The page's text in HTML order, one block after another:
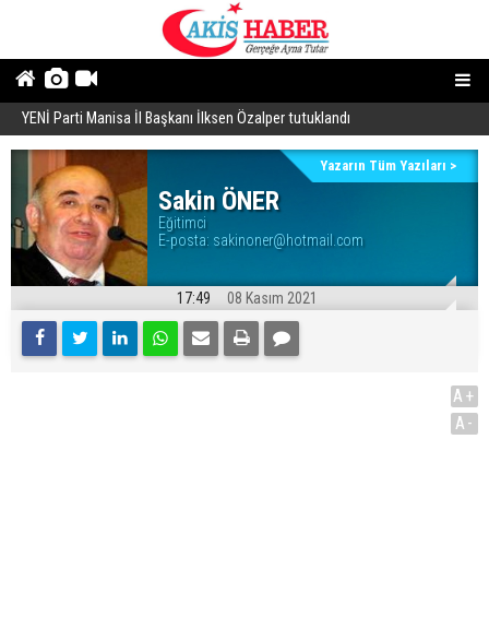
YENİ Parti Manisa İl Başkanı İlksen Özalper tutuklandı
Sakin ÖNER
Eğitimci
E-posta: sakinoner@hotmail.com
Yazarın Tüm Yazıları >
17:49 08 Kasım 2021
A+
A-